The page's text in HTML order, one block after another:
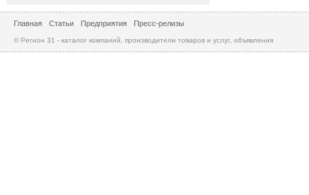
Главная Статьи Предприятия Пресс-релизы
© Регион 31 - каталог компаний, производители товаров и услуг, объявления